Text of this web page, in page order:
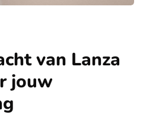
van Lanza
jouw